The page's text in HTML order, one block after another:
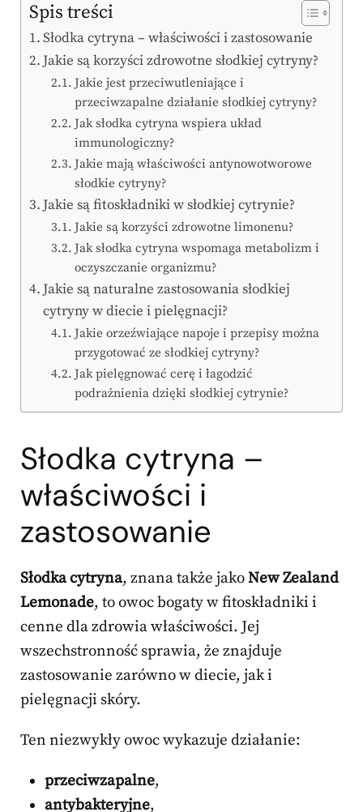
Spis treści
Słodka cytryna – właściwości i zastosowanie
Jakie są korzyści zdrowotne słodkiej cytryny?
Jakie jest przeciwutleniające i
przeciwzapalne działanie słodkiej cytryny?
Jak słodka cytryna wspiera układ
immunologiczny?
Jakie mają właściwości antynowotworowe
słodkie cytryny?
Jakie są fitoskładniki w słodkiej cytrynie?
Jakie są korzyści zdrowotne limonenu?
Jak słodka cytryna wspomaga metabolizm i
oczyszczanie organizmu?
Jakie są naturalne zastosowania słodkiej
cytryny w diecie i pielęgnacji?
Jakie orzeźwiające napoje i przepisy można
przygotować ze słodkiej cytryny?
Jak pielęgnować cerę i łagodzić
podrażnienia dzięki słodkiej cytrynie?
Słodka cytryna –
właściwości i
zastosowanie
Słodka cytryna, znana także jakoNew Zealand
Lemonade, to owoc bogaty w fitoskładniki i
cenne dla zdrowia właściwości. Jej
wszechstronność sprawia, że znajduje
zastosowanie zarówno w diecie, jak i
pielęgnacji skóry.
Ten niezwykły owoc wykazuje działanie:
przeciwzapalne,
antybakteryjne,